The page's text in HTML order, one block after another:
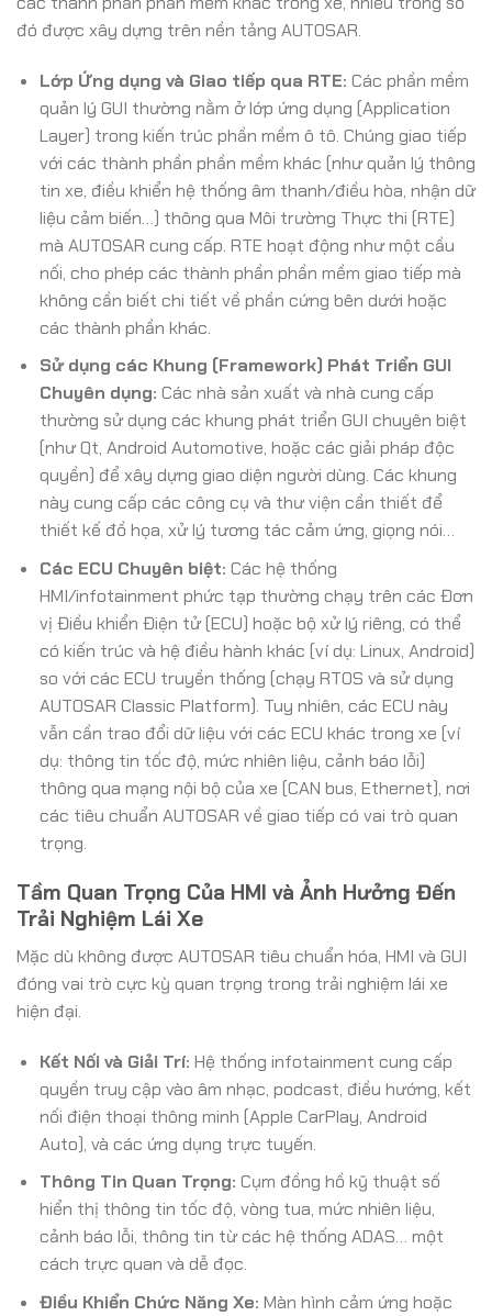
đó được xây dựng trên nền tảng AUTOSAR.
Lớp Ứng dụng và Giao tiếp qua RTE: Các phần mềm
quản lý GUI thường nằm ở lớp ứng dụng (Application
Layer) trong kiến trúc phần mềm ô tô. Chúng giao tiếp
với các thành phần phần mềm khác (như quản lý thông
tin xe, điều khiển hệ thống âm thanh/điều hòa, nhận dữ
liệu cảm biến…) thông qua Môi trường Thực thi (RTE)
mà AUTOSAR cung cấp. RTE hoạt động như một cầu
nối, cho phép các thành phần phần mềm giao tiếp mà
không cần biết chi tiết về phần cứng bên dưới hoặc
các thành phần khác.
Sử dụng các Khung (Framework) Phát Triển GUI
Chuyên dụng: Các nhà sản xuất và nhà cung cấp
thường sử dụng các khung phát triển GUI chuyên biệt
(như Qt, Android Automotive, hoặc các giải pháp độc
quyền) để xây dựng giao diện người dùng. Các khung
này cung cấp các công cụ và thư viện cần thiết để
thiết kế đồ họa, xử lý tương tác cảm ứng, giọng nói…
Các ECU Chuyên biệt: Các hệ thống
HMI/infotainment phức tạp thường chạy trên các Đơn
vị Điều khiển Điện tử (ECU) hoặc bộ xử lý riêng, có thể
có kiến trúc và hệ điều hành khác (ví dụ: Linux, Android)
so với các ECU truyền thống (chạy RTOS và sử dụng
AUTOSAR Classic Platform). Tuy nhiên, các ECU này
vẫn cần trao đổi dữ liệu với các ECU khác trong xe (ví
dụ: thông tin tốc độ, mức nhiên liệu, cảnh báo lỗi)
thông qua mạng nội bộ của xe (CAN bus, Ethernet), nơi
các tiêu chuẩn AUTOSAR về giao tiếp có vai trò quan
trọng.
Tầm Quan Trọng Của HMI và Ảnh Hưởng Đến
Trải Nghiệm Lái Xe
Mặc dù không được AUTOSAR tiêu chuẩn hóa, HMI và GUI
đóng vai trò cực kỳ quan trọng trong trải nghiệm lái xe
hiện đại.
Kết Nối và Giải Trí: Hệ thống infotainment cung cấp
quyền truy cập vào âm nhạc, podcast, điều hướng, kết
nối điện thoại thông minh (Apple CarPlay, Android
Auto), và các ứng dụng trực tuyến.
Thông Tin Quan Trọng: Cụm đồng hồ kỹ thuật số
hiển thị thông tin tốc độ, vòng tua, mức nhiên liệu,
cảnh báo lỗi, thông tin từ các hệ thống ADAS… một
cách trực quan và dễ đọc.
Điều Khiển Chức Năng Xe: Màn hình cảm ứng hoặc